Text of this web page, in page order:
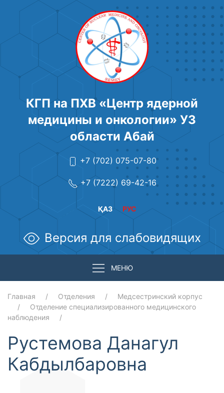
КГП на ПХВ «Центр ядерной
медицины и онкологии» УЗ
области Абай
+7 (702) 075-07-80
+7 (7222) 69-42-16
РУС
ҚАЗ
Версия для слабовидящих
МЕНЮ
Главная Отделения
Медсестринский корпус
Отделение специализированного медицинского
наблюдения
Рустемова Данагул
Кабдылбаровна